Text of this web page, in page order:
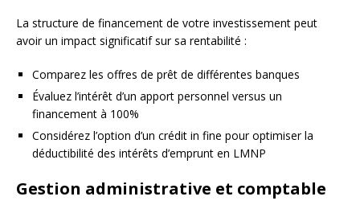
La structure de financement de votre investissement peut
avoir un impact significatif sur sa rentabilité :
Comparez les offres de prêt de différentes banques
Évaluez l’intérêt d’un apport personnel versus un
financement à 100%
Considérez l’option d’un crédit in fine pour optimiser la
déductibilité des intérêts d’emprunt en LMNP
Gestion administrative et comptable